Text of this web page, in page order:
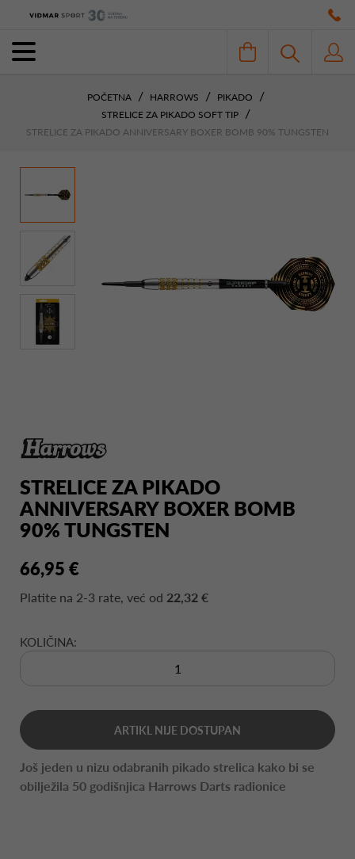
POČETNA HARROWS
PIKADO
STRELICE ZA PIKADO SOFT TIP
STRELICE ZA PIKADO ANNIVERSARY BOXER BOMB 90% TUNGSTEN
STRELICE ZA PIKADO
ANNIVERSARY BOXER BOMB
90% TUNGSTEN
66,95 €
Platite na 2-3 rate, već od 22,32 €
KOLIČINA:
ARTIKL NIJE DOSTUPAN
Još jeden u nizu odabranih pikado strelica kako bi se
obilježila 50 godišnjica Harrows Darts radionice